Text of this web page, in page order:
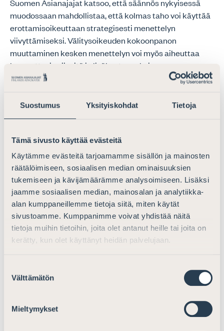
Suostumus Yksityiskohdat Tietoja
Tämä sivusto käyttää evästeitä
Käytämme evästeitä tarjoamamme sisällön ja mainosten
räätälöimiseen, sosiaalisen median ominaisuuksien
tukemiseen ja kävijämäärämme analysoimiseen. Lisäksi
jaamme sosiaalisen median, mainosalan ja analytiikka-
alan kumppaneillemme tietoja siitä, miten käytät
sivustoamme. Kumppanimme voivat yhdistää näitä
tietoja muihin tietoihin, joita olet antanut heille tai joita on
kerätty, kun olet käyttänyt heidän palvelujaan.
valinta
Välttämätön
Mieltymykset
Suomen Asianajajat katsoo, että säännös nykyisessä
muodossaan mahdollistaa, että kolmas taho voi käyttää
erottamisoikeuttaan strategisesti menettelyn
viivyttämiseksi. Välitysoikeuden kokoonpanon
muuttaminen kesken menettelyn voi myös aiheuttaa
huomattavia viiveitä ja lisäkustannuksia
välitysmenettelyyn. Pelkkä osallistumattomuus
Asianajajien näkemyksen mukaan saisi automaattisesti
Asiassa on Suomen Asianajajien näkemyksen mukaan
syytä arvioida ehdotetun 13 § 2 momentin
täsmentämistä jatkovalmistelussa siten, että
tuomioistuimelle annettaisiin harkintavaltaa arvioida
erottamispyyntöä. Ehdotamme, että säännöksen
sanamuotoa muutettaisiin muotoon: ”tuomioistuin voi
erottaa” nykyisen ”tuomioistuimen on erotettava” sijaan.
Tuomioistuimen harkintavallan lisäämisen
tarkoituksena olisi estää mahdolliset shikaaninomaiset
välitysmenettelyssä